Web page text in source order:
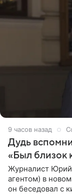
9 часов назад
Дудь
«Был близок
Журналист
агентом) в
он беседовал с